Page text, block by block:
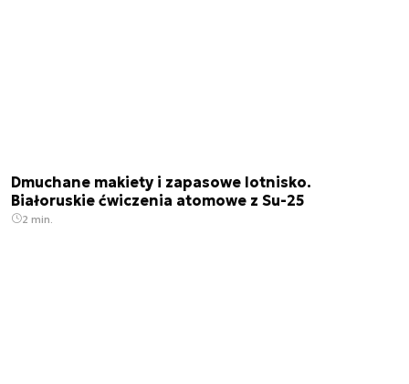
Dmuchane makiety i zapasowe lotnisko.
Białoruskie ćwiczenia atomowe z Su-25
2 min.